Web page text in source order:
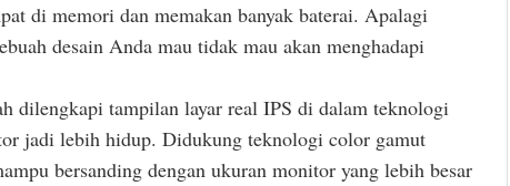
di memori dan memakan banyak baterai. Apalagi
desain Anda mau tidak mau akan menghadapi
dilengkapi tampilan layar real IPS di dalam teknologi
jadi lebih hidup. Didukung teknologi color gamut
bersanding dengan ukuran monitor yang lebih besar